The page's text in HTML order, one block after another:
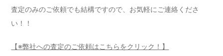
査定のみのご依頼でも結構ですので、お気軽にご連絡くださ
い！！
【※弊社への査定のご依頼はこちらをクリック！】